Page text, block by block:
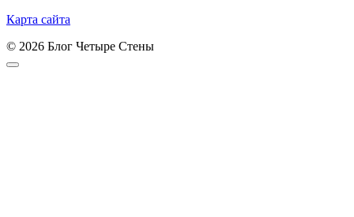
Карта сайта
© 2026 Блог Четыре Стены